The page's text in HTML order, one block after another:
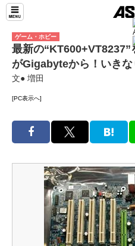
ゲーム・ホビー
最新の
がGigabyteから！いきな
文● 増田
[PC表示へ]